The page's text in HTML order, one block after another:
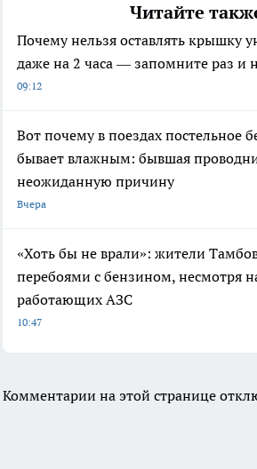
Читайте
Почему нельзя оставлять крышку
даже на 2 часа — запомните раз и
09:12
Вот почему в поездах постельное
бывает влажным: бывшая
неожиданную причину
Вчера
«Хоть бы не врали»: жители
перебоями с бензином, несмотря
работающих АЗС
10:47
Комментарии на этой странице